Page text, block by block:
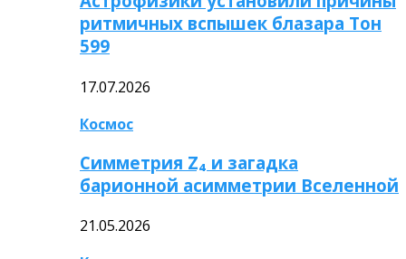
ритмичных вспышек блазара Тон
599
17.07.2026
Космос
Симметрия Z₄ и загадка
барионной асимметрии Вселенной
21.05.2026